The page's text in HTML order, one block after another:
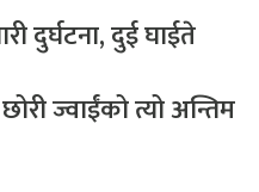
दुर्घटना, दुई घाईते
ज्वाईंको त्यो अन्तिम